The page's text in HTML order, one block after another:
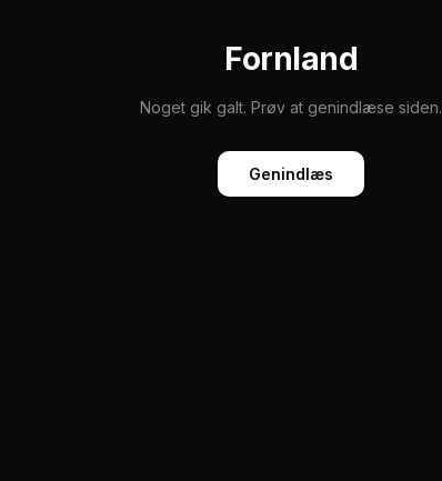
Fornland
Noget gik galt. Prøv at genindlæse siden.
Genindlæs